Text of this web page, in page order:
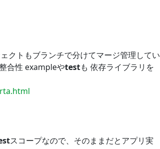
クトもブランチで分けてマージ管理してい
合性 exampleやtestも 依存ライブラリを
スコープなので、そのままだとアプリ実